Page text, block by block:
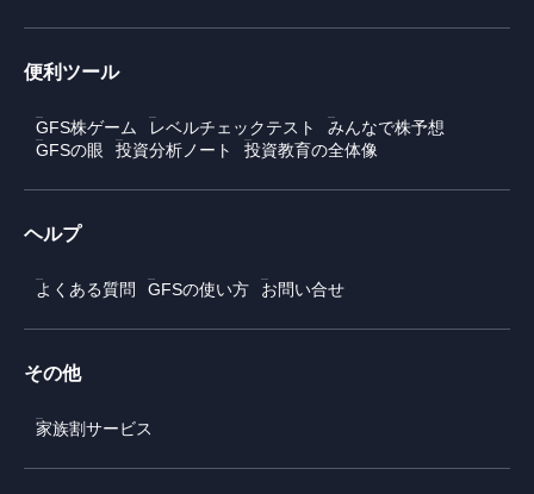
便利ツール
GFS株ゲーム レベルチェックテスト
みんなで株予想
GFSの眼
投資分析ノート 投資教育の全体像
ヘルプ
よくある質問 GFSの使い方 お問い合せ
その他
家族割サービス